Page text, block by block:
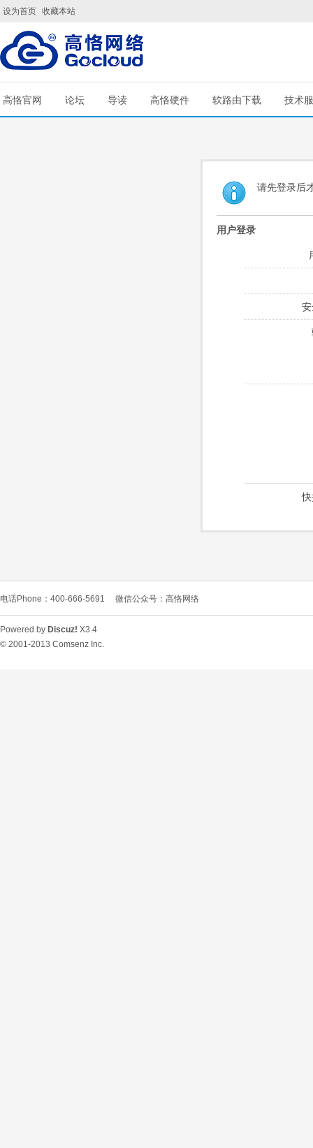
设为首页 收藏本站
高恪官网 论坛 导读 高恪硬件 软路由下载 技术
请先登录后
用户登录
电话Phone：400-666-5691 微信公众号：高恪网络
Powered by Discuz! X3.4
© 2001-2013 Comsenz Inc.